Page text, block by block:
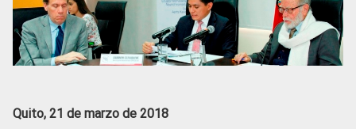
Quito, 21 de marzo de 2018